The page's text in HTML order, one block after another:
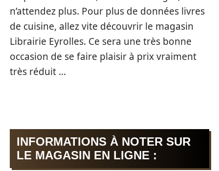
n’attendez plus. Pour plus de données livres
de cuisine, allez vite découvrir le magasin
Librairie Eyrolles. Ce sera une très bonne
occasion de se faire plaisir à prix vraiment
très réduit …
INFORMATIONS À NOTER SUR
LE MAGASIN EN LIGNE :